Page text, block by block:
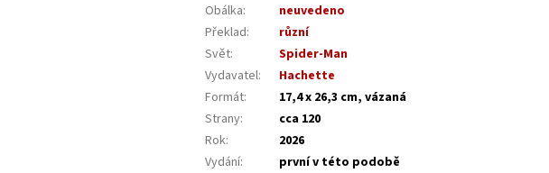
Obálka:
neuvedeno
Překlad:
různí
Svět:
Spider-Man
Vydavatel:
Hachette
Formát:
17,4 x 26,3 cm, vázaná
Strany:
cca 120
Rok:
2026
Vydání:
první v této podobě